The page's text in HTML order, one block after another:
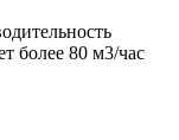
более 80 м3/час